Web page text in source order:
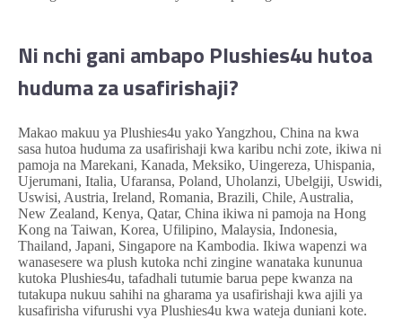
Ni nchi gani ambapo Plushies4u hutoa
huduma za usafirishaji?
Makao makuu ya Plushies4u yako Yangzhou, China na kwa
sasa hutoa huduma za usafirishaji kwa karibu nchi zote, ikiwa ni
pamoja na Marekani, Kanada, Meksiko, Uingereza, Uhispania,
Ujerumani, Italia, Ufaransa, Poland, Uholanzi, Ubelgiji, Uswidi,
Uswisi, Austria, Ireland, Romania, Brazili, Chile, Australia,
New Zealand, Kenya, Qatar, China ikiwa ni pamoja na Hong
Kong na Taiwan, Korea, Ufilipino, Malaysia, Indonesia,
Thailand, Japani, Singapore na Kambodia. Ikiwa wapenzi wa
wanasesere wa plush kutoka nchi zingine wanataka kununua
kutoka Plushies4u, tafadhali tutumie barua pepe kwanza na
tutakupa nukuu sahihi na gharama ya usafirishaji kwa ajili ya
kusafirisha vifurushi vya Plushies4u kwa wateja duniani kote.